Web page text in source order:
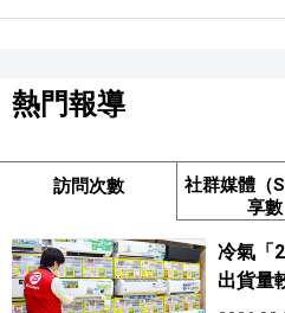
熱門報導
訪問次數
社群媒體（
享數
冷氣「
出貨量